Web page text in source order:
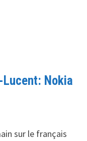
Nokia
sur le français